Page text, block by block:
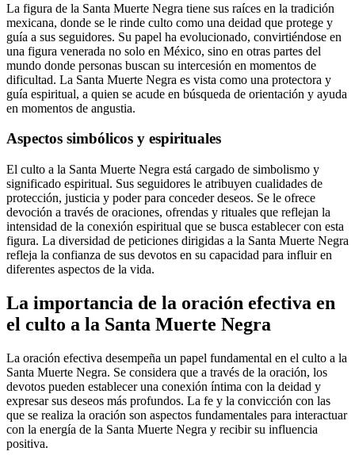
La figura de la Santa Muerte Negra tiene sus raíces en la tradición
mexicana, donde se le rinde culto como una deidad que protege y
guía a sus seguidores. Su papel ha evolucionado, convirtiéndose en
una figura venerada no solo en México, sino en otras partes del
mundo donde personas buscan su intercesión en momentos de
dificultad. La Santa Muerte Negra es vista como una protectora y
guía espiritual, a quien se acude en búsqueda de orientación y ayuda
en momentos de angustia.
Aspectos simbólicos y espirituales
El culto a la Santa Muerte Negra está cargado de simbolismo y
significado espiritual. Sus seguidores le atribuyen cualidades de
protección, justicia y poder para conceder deseos. Se le ofrece
devoción a través de oraciones, ofrendas y rituales que reflejan la
intensidad de la conexión espiritual que se busca establecer con esta
figura. La diversidad de peticiones dirigidas a la Santa Muerte Negra
refleja la confianza de sus devotos en su capacidad para influir en
diferentes aspectos de la vida.
La importancia de la oración efectiva en
el culto a la Santa Muerte Negra
La oración efectiva desempeña un papel fundamental en el culto a la
Santa Muerte Negra. Se considera que a través de la oración, los
devotos pueden establecer una conexión íntima con la deidad y
expresar sus deseos más profundos. La fe y la convicción con las
que se realiza la oración son aspectos fundamentales para interactuar
con la energía de la Santa Muerte Negra y recibir su influencia
positiva.